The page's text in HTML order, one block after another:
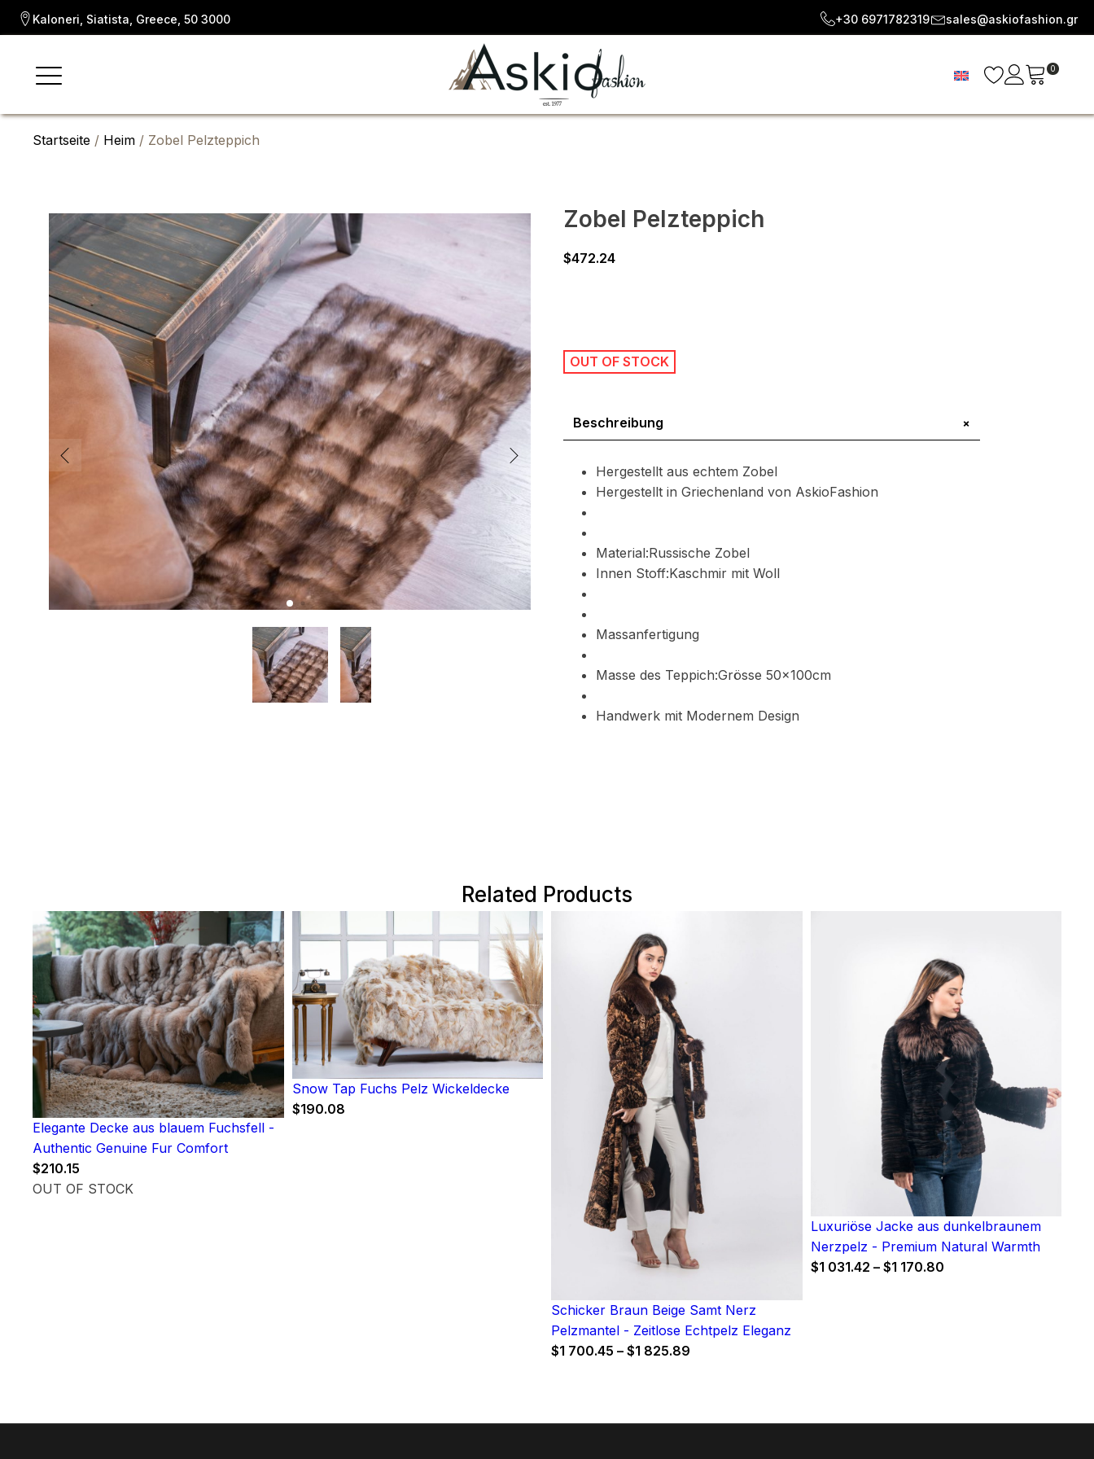
Kaloneri, Siatista, Greece, 50 3000 +30 6971782319 sales@askiofashion.gr
0
Startseite / Heim / Zobel Pelzteppich
Zobel Pelzteppich
$472.24
OUT OF STOCK
Beschreibung +
Hergestellt aus echtem Zobel
Hergestellt in Griechenland von AskioFashion
Material:Russische Zobel
Innen Stoff:Kaschmir mit Woll
Massanfertigung
Masse des Teppich:Grösse 50x100cm
Handwerk mit Modernem Design
Related Products
Elegante Decke aus blauem Fuchsfell -
Authentic Genuine Fur Comfort
$210.15
OUT OF STOCK
Snow Tap Fuchs Pelz Wickeldecke
$190.08
Schicker Braun Beige Samt Nerz
Pelzmantel - Zeitlose Echtpelz Eleganz
$1 700.45 – $1 825.89
Luxuriöse Jacke aus dunkelbraunem
Nerzpelz - Premium Natural Warmth
$1 031.42 – $1 170.80Price